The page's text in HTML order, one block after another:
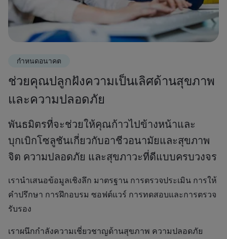
กำหนดอนาคต
ช่วยคุณปลูกฝังความเป็นเลิศด้านสุขภาพ
และความปลอดภัย
พันธมิตรที่จะช่วยให้คุณก้าวไปข้างหน้าและ
บุกเบิกโซลูชันเกี่ยวกับอาชีวอนามัยและสุขภาพ
จิต ความปลอดภัย และสุขภาวะที่ดีแบบครบวงจร
เรานำเสนอข้อมูลเชิงลึก มาตรฐาน การตรวจประเมิน การให้
คำปรึกษา การฝึกอบรม ซอฟต์แวร์ การทดสอบและการตรวจ
รับรอง
เราผนึกกำลังความเชี่ยวชาญด้านสุขภาพ ความปลอดภัย